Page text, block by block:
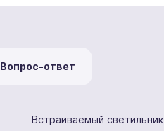
Вопрос-ответ
Встраиваемый светильник